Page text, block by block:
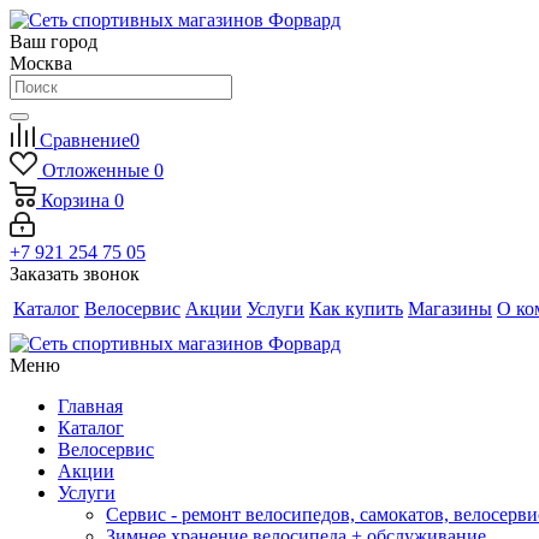
Ваш город
Москва
Сравнение0
Отложенные 0
Корзина 0
+7 921 254 75 05
Заказать звонок
Каталог Велосервис Акции Услуги Как купить Магазины О
Меню
Главная
Каталог
Велосервис
Акции
Услуги
Сервис - ремонт велосипедов, самокатов,